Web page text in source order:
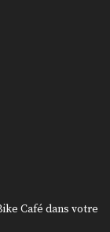
Café dans votre